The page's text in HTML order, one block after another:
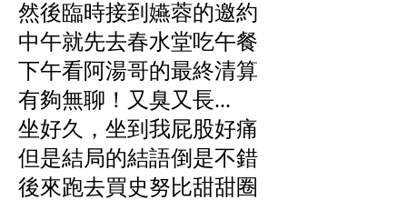
然後臨時接到嬿蓉的邀約
中午就先去春水堂吃午餐
下午看阿湯哥的最終清算
有夠無聊！又臭又長...
坐好久，坐到我屁股好痛
但是結局的結語倒是不錯
後來跑去買史努比甜甜圈